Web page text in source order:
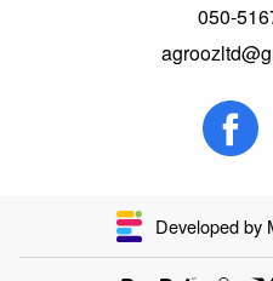
050-
Developed by